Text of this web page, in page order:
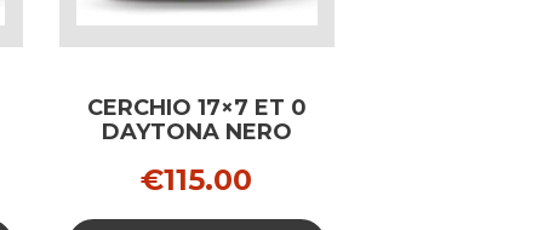
CERCHIO 17×7 ET 0
DAYTONA NERO
€115.00